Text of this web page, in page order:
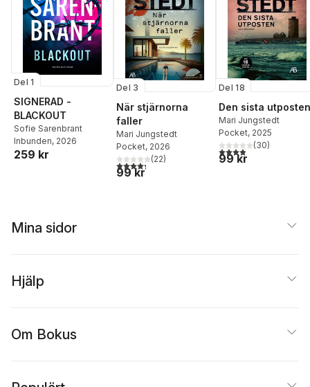
Del 1
SIGNERAD -
BLACKOUT
Sofie Sarenbrant
Inbunden, 2026
259 kr
Del 3
När stjärnorna
faller
Mari Jungstedt
Pocket, 2026
4,3utav 5 stjärnor. Totalt antal röster:
(22)
99 kr
Del 18
Den sista utposten
Mari Jungstedt
Pocket, 2025
3,9utav 5 stjärnor.
(30)
99 kr
Mina sidor
Hjälp
Om Bokus